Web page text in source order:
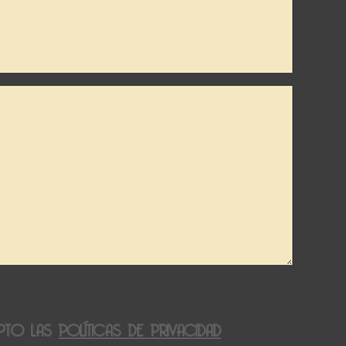
LASPOLÍTICAS DE PRIVACIDAD